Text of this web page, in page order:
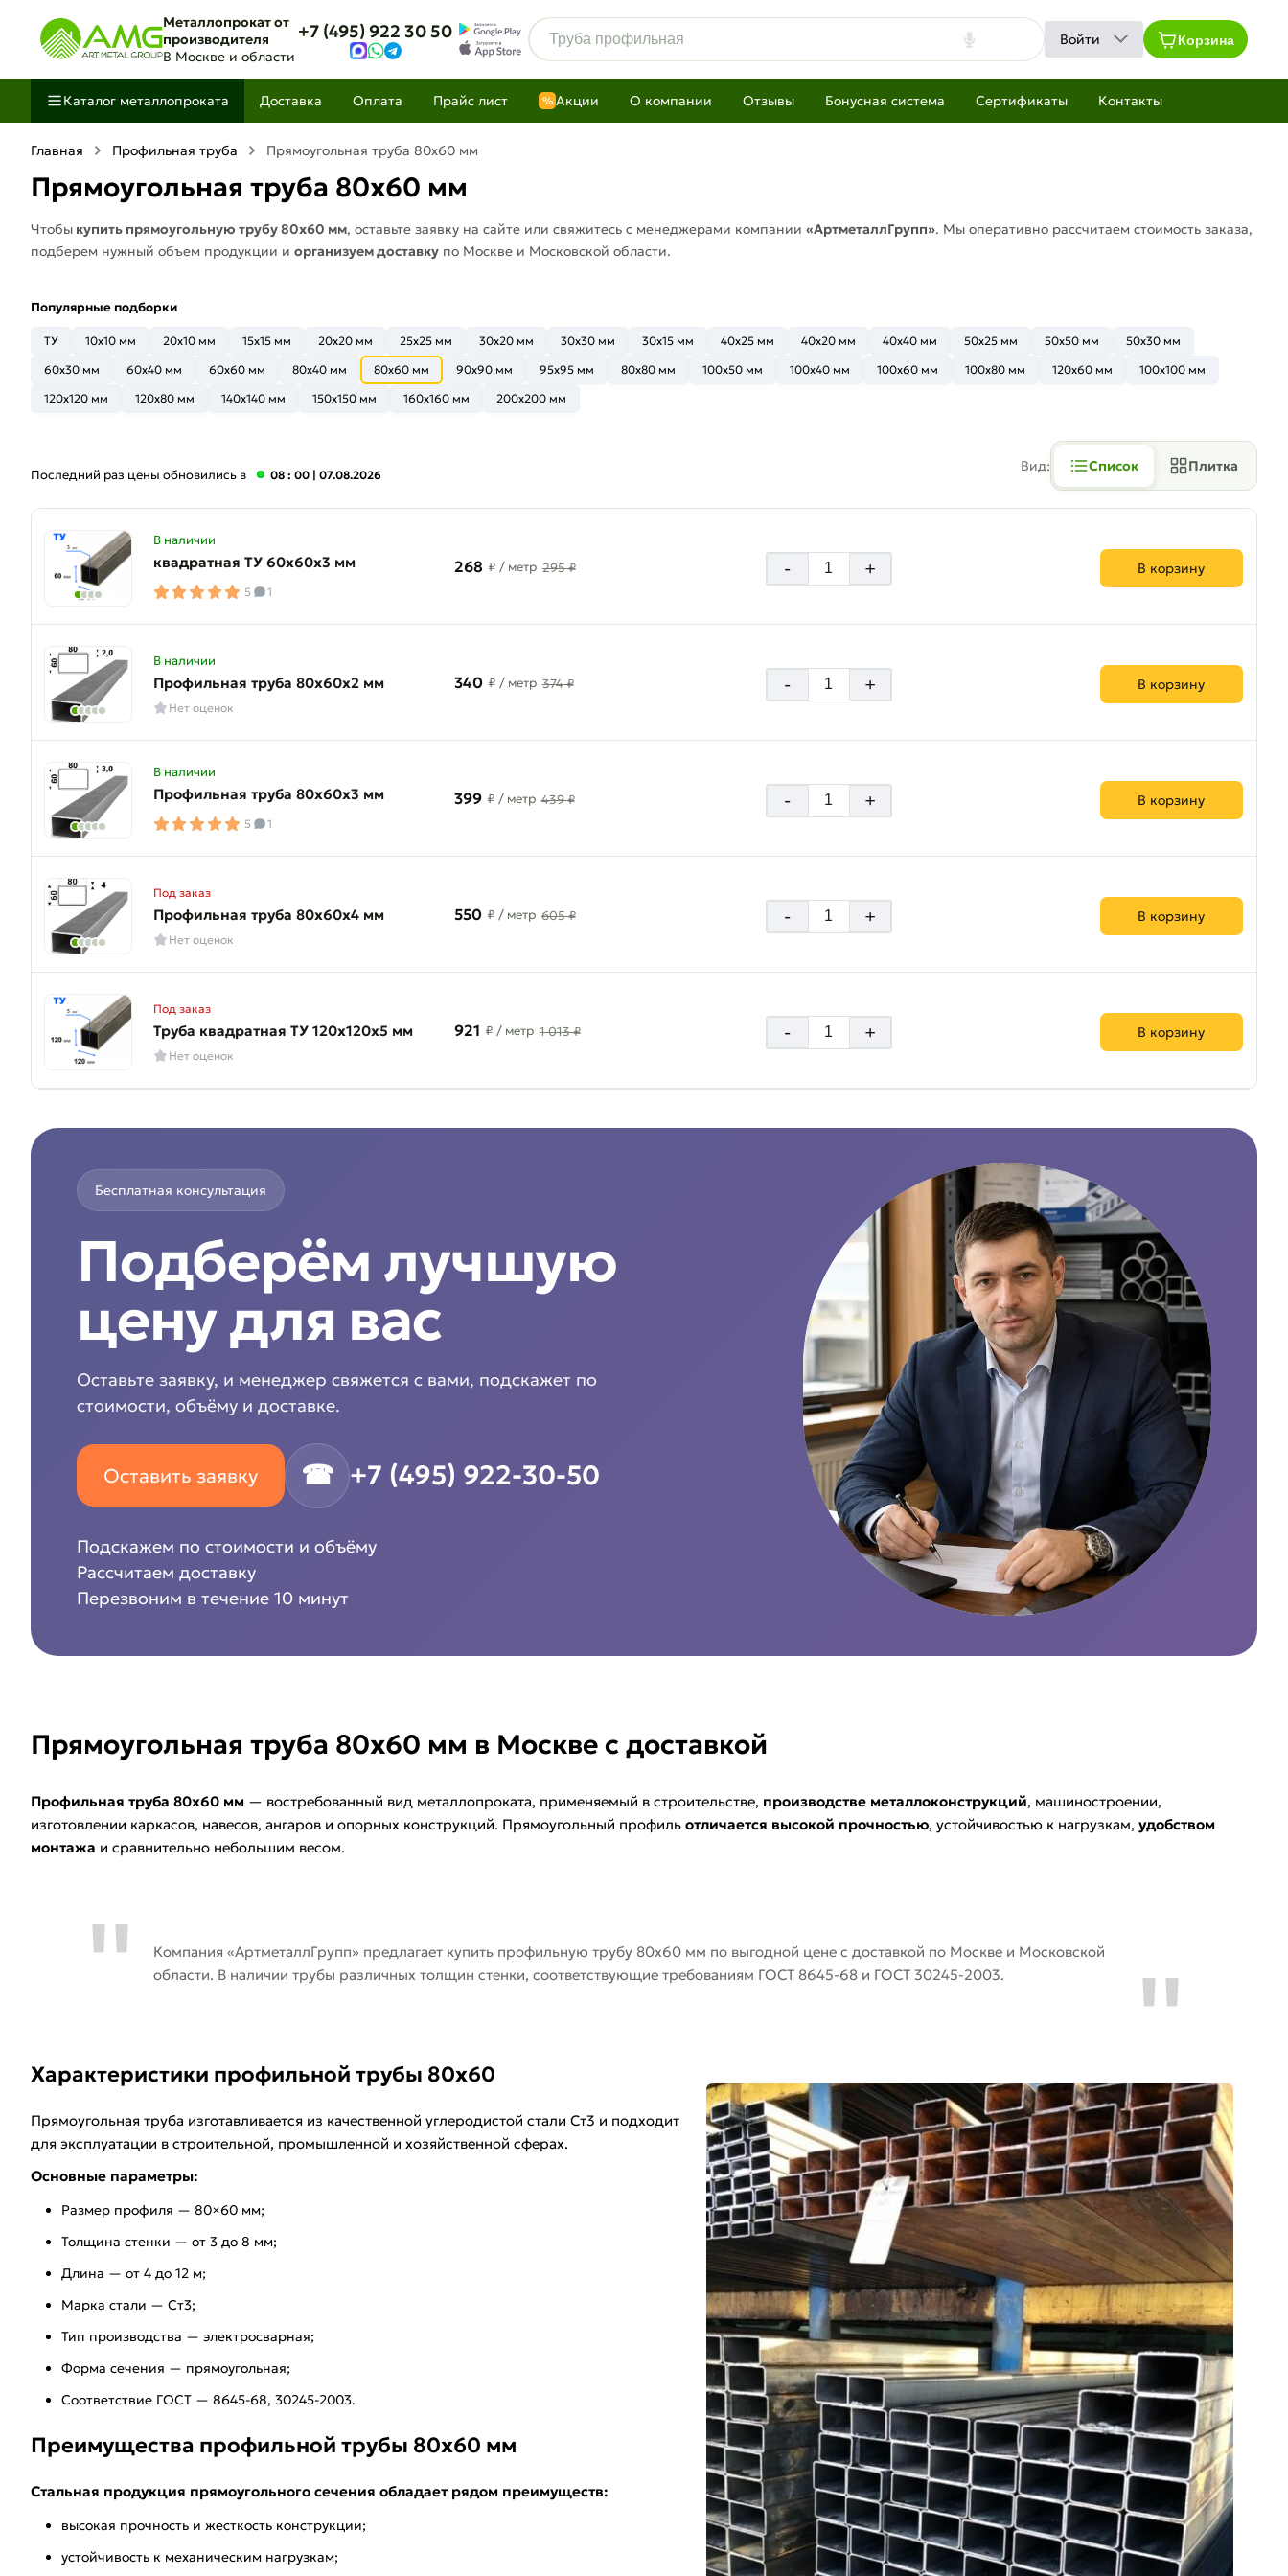
Металлопрокат от
производителя
В Москве и области
+7 (495) 922 30 50 Войти Корзина
Каталог металлопроката Доставка Оплата Прайс лист % Акции О компании Отзывы Бонусная система Сертификаты Контакты
Главная Профильная труба Прямоугольная труба 80х60 мм
Прямоугольная труба 80х60 мм
Чтобы купить прямоугольную трубу 80х60 мм, оставьте заявку на сайте или свяжитесь с менеджерами компании «АртметаллГрупп». Мы оперативно рассчитаем стоимость заказа,
подберем нужный объем продукции и организуем доставку по Москве и Московской области.
Популярные подборки
ТУ 10x10 мм 20х10 мм 15x15 мм 20х20 мм 25х25 мм 30х20 мм 30x30 мм 30x15 мм 40x25 мм 40x20 мм 40x40 мм 50x25 мм 50x50 мм
50x30 мм
60x30 мм
60x40 мм 60x60 мм 80x40 мм 80x60 мм 90x90 мм 95x95 мм 80x80 мм 100x50 мм 100x40 мм 100x60 мм 100x80 мм 120x60 мм
100x100 мм
120x120 мм
120x80 мм 140x140 мм 150x150 мм 160x160 мм 200x200 мм
Последний раз цены обновились в 08 : 00 | 07.08.2026 Вид: Список Плитка
В наличии
квадратная ТУ 60х60х3 мм
5 1
268 ₽ / метр 295 ₽ - + В корзину
В наличии
Профильная труба 80х60х2 мм
Нет оценок
340 ₽ / метр 374 ₽ - + В корзину
В наличии
Профильная труба 80х60х3 мм
5 1
399 ₽ / метр 439 ₽ - + В корзину
Под заказ
Профильная труба 80х60х4 мм
Нет оценок
550 ₽ / метр 605 ₽ - + В корзину
Под заказ
Труба квадратная ТУ 120х120х5 мм
Нет оценок
921 ₽ / метр 1 013 ₽ - + В корзину
Бесплатная консультация
Подберём лучшую
цену для вас
Оставьте заявку, и менеджер свяжется с вами, подскажет по
стоимости, объёму и доставке.
Оставить заявку ☎ +7 (495) 922-30-50
Подскажем по стоимости и объёму
Рассчитаем доставку
Перезвоним в течение 10 минут
Прямоугольная труба 80х60 мм в Москве с доставкой
Профильная труба 80х60 мм — востребованный вид металлопроката, применяемый в строительстве, производстве металлоконструкций, машиностроении,
изготовлении каркасов, навесов, ангаров и опорных конструкций. Прямоугольный профиль отличается высокой прочностью, устойчивостью к нагрузкам, удобством
монтажа и сравнительно небольшим весом.
Компания «АртметаллГрупп» предлагает купить профильную трубу 80х60 мм по выгодной цене с доставкой по Москве и Московской
области. В наличии трубы различных толщин стенки, соответствующие требованиям ГОСТ 8645-68 и ГОСТ 30245-2003.
Характеристики профильной трубы 80х60
Прямоугольная труба изготавливается из качественной углеродистой стали Ст3 и подходит
для эксплуатации в строительной, промышленной и хозяйственной сферах.
Основные параметры:
Размер профиля — 80×60 мм;
Толщина стенки — от 3 до 8 мм;
Длина — от 4 до 12 м;
Марка стали — Ст3;
Тип производства — электросварная;
Форма сечения — прямоугольная;
Соответствие ГОСТ — 8645-68, 30245-2003.
Преимущества профильной трубы 80х60 мм
Стальная продукция прямоугольного сечения обладает рядом преимуществ:
высокая прочность и жесткость конструкции;
устойчивость к механическим нагрузкам;